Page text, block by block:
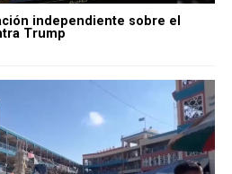
independiente sobre el
Trump